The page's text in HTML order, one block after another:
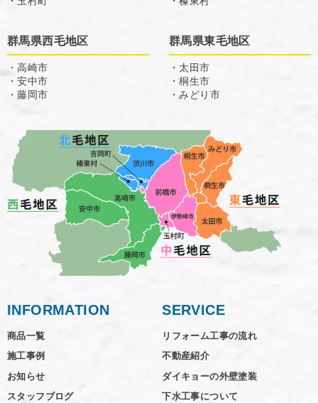
群馬県西毛地区
・高崎市
・安中市
・藤岡市
群馬県東毛地区
・太田市
・桐生市
・みどり市
INFORMATION
商品一覧
施工事例
お知らせ
スタッフブログ
SERVICE
リフォーム工事の流れ
不動産紹介
ダイキョーの外壁塗装
下水工事について